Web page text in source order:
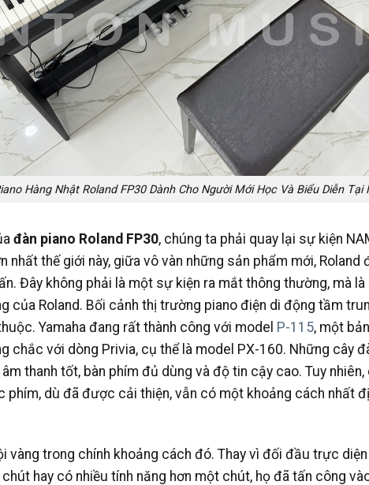
Hàng Nhật Roland FP30 Dành Cho Người Mới Học Và Biểu Diễn Tại
đàn piano Roland FP30, chúng ta phải quay lại sự kiện
nhất thế giới này, giữa vô vàn những sản phẩm mới, Roland
Đây không phải là một sự kiện ra mắt thông thường, mà
của Roland. Bối cảnh thị trường piano điện di động tầm
Yamaha đang rất thành công với model P-115, một
chắc với dòng Privia, cụ thể là model PX-160. Những cây
thanh tốt, bàn phím đủ dùng và độ tin cậy cao. Tuy
phím, dù đã được cải thiện, vẫn có một khoảng cách nhất
vàng trong chính khoảng cách đó. Thay vì đối đầu trực
hay có nhiều tính năng hơn một chút, họ đã tấn công